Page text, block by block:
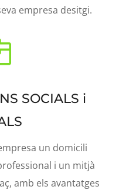
empresa desitgi.
SOCIALS i
un domicili
i un mitjà
amb els avantatges